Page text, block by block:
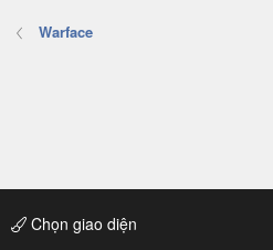
Warface
Chọn giao diện